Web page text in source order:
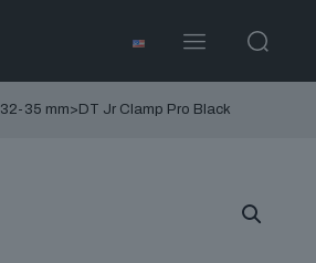
32-35 mm> DT Jr Clamp Pro Black